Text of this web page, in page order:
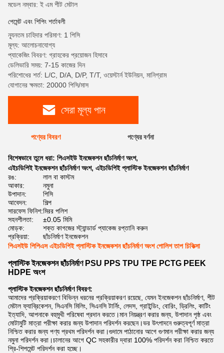
মডেল নম্বার: ই এম শীট মেটাল
পেমেন্ট এবং শিপিং শর্তাবলী
ন্যূনতম চাহিদার পরিমাণ: 1 পিসি
মূল্য: আলোচনাযোগ্য
প্যাকেজিং বিবরণ: গ্রাহকের প্রয়োজন হিসাবে
ডেলিভারি সময়: 7-15 কাজের দিন
পরিশোধের শর্ত: L/C, D/A, D/P, T/T, ওয়েস্টার্ন ইউনিয়ন, মানিগ্রাম
যোগানের ক্ষমতা: 20000 পিসি/মাস
সেরা মূল্য পান
পণ্যের বিবরণ পণ্যের বর্ণনা
বিশেষভাবে তুলে ধরা: পিএসইউ ইনজেকশন ছাঁচনির্মাণ অংশ,
এইচডিপিই ইনজেকশন ছাঁচনির্মাণ অংশ, এইচডিপিই প্লাস্টিক ইনজেকশন ছাঁচনির্মাণ
রঙ:
লাল বা কাস্টম
আকার:
নমুনা
উপাদান:
পিসি
আবেদন:
শিল্প
সারফেস ফিনিশ:মিরর পলিশ
সহনশীলতা:
±0.05 মিমি
মোড়ক:
শক্ত কাগজের স্ট্যান্ডার্ড প্যাকেজ রপ্তানি করুন
প্রক্রিয়া:
ছাঁচনির্মাণ ইনজেকশন
পিএসইউ পিপিএস এইচডিপিই প্লাস্টিক ইনজেকশন ছাঁচনির্মাণ অংশ পোলিশ তাপ চিকিত্সা
প্লাস্টিক ইনজেকশন ছাঁচনির্মাণ PSU PPS TPU TPE PCTG PEEK
HDPE অংশ
প্লাস্টিক ইনজেকশন ছাঁচনির্মাণ বিবরণ:
আমাদের প্রক্রিয়াকরণে বিভিন্ন ধরনের প্রক্রিয়াকরণ রয়েছে, যেমন ইনজেকশন ছাঁচনির্মাণ, শীট
মেটাল ফ্যাব্রিকেশন, সিএনসি মিলিং, সিএনসি টার্নিং, লেদস, গ্রাইন্ডিং, বোরিং, ড্রিলিং, কাটিং
ইত্যাদি, আপনাকে বহুমুখী পরিষেবা প্রদান করতে।মান নিয়ন্ত্রণ করার জন্য, উপাদান পৃষ্ঠ এবং
মোটামুটি মাত্রা পরীক্ষা করার জন্য উপাদান পরিদর্শন করছেন।ভর উৎপাদনে গুরুত্বপূর্ণ মাত্রা
নিশ্চিত করার জন্য পণ্য প্রথম পরিদর্শন করা।গুদামে পাঠানোর আগে গুণমান পরীক্ষা করার জন্য
নমুনা পরিদর্শন করা।চালানের আগে QC সহকারীর দ্বারা 100% পরিদর্শন করা নিশ্চিত করতে
প্রি-শিপমেন্ট পরিদর্শন করা হচ্ছে।